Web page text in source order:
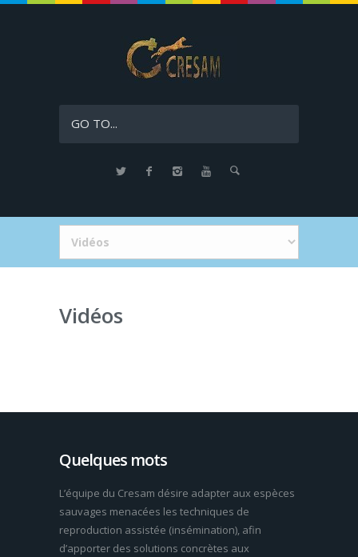
GO TO...
Vidéos
Quelques mots
L’équipe du Cresam désire adapter aux espèces
sauvages menacées les techniques de
reproduction assistée (insémination), afin
d’apporter des solutions concrètes aux